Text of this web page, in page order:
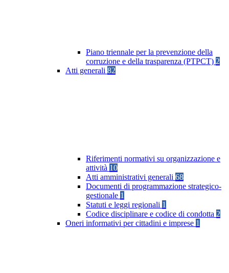
Piano triennale per la prevenzione della
corruzione e della trasparenza (PTPCT) 2
Atti generali 82
Riferimenti normativi su organizzazione e
attività 10
Atti amministrativi generali 68
Documenti di programmazione strategico-
gestionale 1
Statuti e leggi regionali 1
Codice disciplinare e codice di condotta 2
Oneri informativi per cittadini e imprese 1